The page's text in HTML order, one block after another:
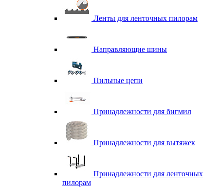
Ленты для ленточных пилорам
Направляющие шины
Пильные цепи
Принадлежности для бигмил
Принадлежности для вытяжек
Принадлежности для ленточных
пилорам